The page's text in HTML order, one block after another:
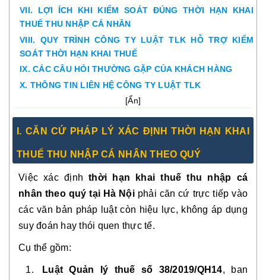
VII. LỢI ÍCH KHI KIỂM SOÁT ĐÚNG THỜI HẠN KHAI
THUẾ THU NHẬP CÁ NHÂN
VIII. QUY TRÌNH CÔNG TY LUẬT TLK HỖ TRỢ KIỂM
SOÁT THỜI HẠN KHAI THUẾ
IX. CÁC CÂU HỎI THƯỜNG GẶP CỦA KHÁCH HÀNG
X. THÔNG TIN LIÊN HỆ CÔNG TY LUẬT TLK
[Ẩn]
I. CĂN CỨ PHÁP LÝ XÁC ĐỊNH THỜI HẠN KHAI
THUẾ THU NHẬP CÁ NHÂN THEO QUÝ
Việc xác địnhthời hạn khai thuế thu nhập cá
nhân theo quý tại Hà Nộiphải căn cứ trực tiếp vào
các văn bản pháp luật còn hiệu lực, không áp dụng
suy đoán hay thói quen thực tế.
Cụ thể gồm:
Luật Quản lý thuế số 38/2019/QH14, ban